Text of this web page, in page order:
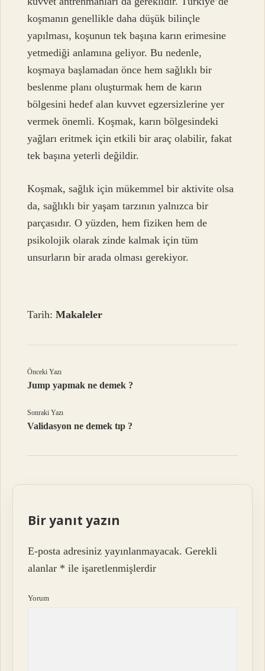
koşmanın genellikle daha düşük bilinçle
yapılması, koşunun tek başına karın erimesine
yetmediği anlamına geliyor. Bu nedenle,
koşmaya başlamadan önce hem sağlıklı bir
beslenme planı oluşturmak hem de karın
bölgesini hedef alan kuvvet egzersizlerine yer
vermek önemli. Koşmak, karın bölgesindeki
yağları eritmek için etkili bir araç olabilir, fakat
tek başına yeterli değildir.
Koşmak, sağlık için mükemmel bir aktivite olsa
da, sağlıklı bir yaşam tarzının yalnızca bir
parçasıdır. O yüzden, hem fiziken hem de
psikolojik olarak zinde kalmak için tüm
unsurların bir arada olması gerekiyor.
Tarih:Makaleler
Önceki Yazı
Jump yapmak ne demek ?
Sonraki Yazı
Validasyon ne demek tıp ?
Bir yanıt yazın
E-posta adresiniz yayınlanmayacak. Gerekli
alanlar * ile işaretlenmişlerdir
Yorum